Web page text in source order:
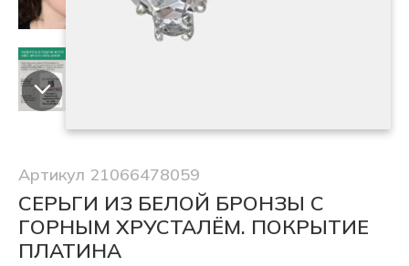
Артикул 21066478059
СЕРЬГИ ИЗ БЕЛОЙ БРОНЗЫ С
ГОРНЫМ ХРУСТАЛЁМ. ПОКРЫТИЕ
ПЛАТИНА